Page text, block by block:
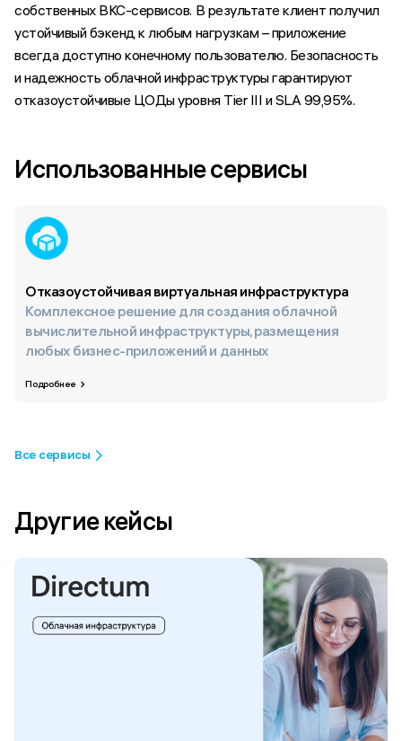
собственных ВКС-сервисов. В результате клиент получил
устойчивый бэкенд к любым нагрузкам – приложение
всегда доступно конечному пользователю. Безопасность
и надежность облачной инфраструктуры гарантируют
отказоустойчивые ЦОДы уровня Tier III и SLA 99,95%.
Использованные сервисы
Все сервисы
Отказоустойчивая виртуальная инфраструктура
Комплексное решение для создания облачной
вычислительной инфраструктуры, размещения
любых бизнес-приложений и данных
Подробнее
Другие кейсы